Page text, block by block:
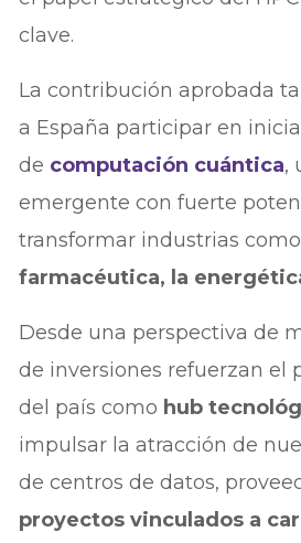
clave.
La contribución aprobada
a España participar en
de computación cuántica,
emergente con fuerte
transformar industrias
farmacéutica, la
Desde una perspectiva de
de inversiones refuerzan el
del país como hub
impulsar la atracción de
de centros de datos,
proyectos vinculados a